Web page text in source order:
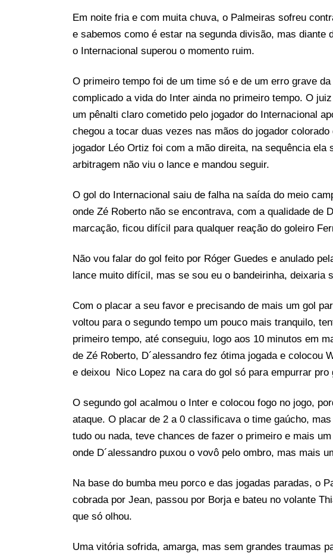
Em noite fria e com muita chuva, o Palmeiras sofreu
e sabemos como é estar na segunda divisão, mas diante
o Internacional superou o momento ruim.
O primeiro tempo foi de um time só e de um erro grave
complicado a vida do Inter ainda no primeiro tempo. O
um pênalti claro cometido pelo jogador do Internacional
chegou a tocar duas vezes nas mãos do jogador
jogador Léo Ortiz foi com a mão direita, na sequência ela
arbitragem não viu o lance e mandou seguir.
O gol do Internacional saiu de falha na saída do meio
onde Zé Roberto não se encontrava, com a qualidade de
marcação, ficou difícil para qualquer reação do goleiro
Não vou falar do gol feito por Róger Guedes e anulado
lance muito difícil, mas se sou eu o bandeirinha, deixaria
Com o placar a seu favor e precisando de mais um gol
voltou para o segundo tempo um pouco mais tranquilo,
primeiro tempo, até conseguiu, logo aos 10 minutos em
de Zé Roberto, D´alessandro fez ótima jogada e colocou
e deixou Nico Lopez na cara do gol só para empurrar pro
O segundo gol acalmou o Inter e colocou fogo no jogo,
ataque. O placar de 2 a 0 classificava o time gaúcho,
tudo ou nada, teve chances de fazer o primeiro e mais
onde D´alessandro puxou o vovô pelo ombro, mas mais
Na base do bumba meu porco e das jogadas paradas, o
cobrada por Jean, passou por Borja e bateu no volante
que só olhou.
Uma vitória sofrida, amarga, mas sem grandes traumas